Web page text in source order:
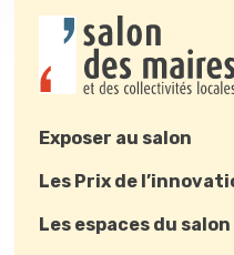
Exposer au salon
Les Prix de
Les espaces du salon